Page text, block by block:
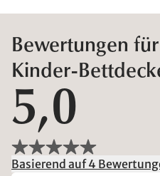
Bewertungen
Kinder-
5,0
Basierend auf 4